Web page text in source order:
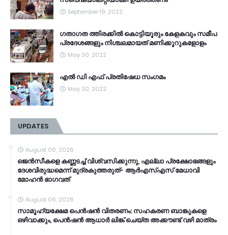
September 19, 2022
ഗതാഗത ത്തിരക്കിൽ കൊട്ടിയൂരും കേളകവും സമീപ
പ്രദേശങ്ങളും നിശ്ചലമായത് മണിക്കൂറുകളോളം
May 30, 2022
എൽ ഡി എഫ് പ്രതിഷേധ സംഗമം
May 30, 2022
UPDATES
August 06, 2026
ജെൻസീകളെ കണ്ണടച്ച് വിശ്വസിക്കുന്നു, എല്ലാ പ്രക്ഷോഭങ്ങളും
ദേശവിരുദ്ധമെന്ന് മുദ്രകുത്തരുത്- ആർഎസ്എസ് മേധാവി
മോഹൻ ഭാ​ഗവത്
August 06, 2026
സാമൂ​ഹ്യക്ഷേമ പെൻഷൻ വിതരണം: സഹകരണ ബാങ്കുകളെ
ഒഴിവാക്കും, പെൻഷൻ ആധാർ‌ ലിങ്ക് ചെയ്ത അക്കൗണ്ട് വഴി മാത്രം